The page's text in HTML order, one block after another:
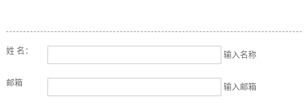
姓 名： 输入名称
邮箱 输入邮箱